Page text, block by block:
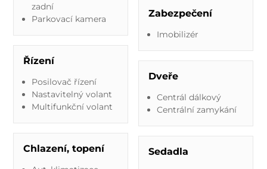
zadní
Parkovací kamera
Řízení
Posilovač řízení
Nastavitelný volant
Multifunkční volant
Chlazení, topení
Zabezpečení
Imobilizér
Dveře
Centrál dálkový
Centrální zamykání
Sedadla